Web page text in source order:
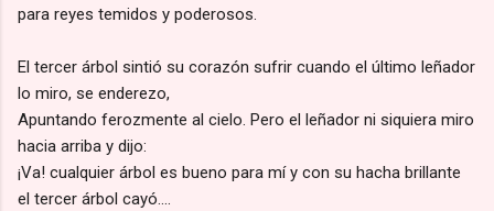
para reyes temidos y poderosos.
El tercer árbol sintió su corazón sufrir cuando el último leñador
lo miro, se enderezo,
Apuntando ferozmente al cielo. Pero el leñador ni siquiera miro
hacia arriba y dijo:
¡Va! cualquier árbol es bueno para mí y con su hacha brillante
el tercer árbol cayó….